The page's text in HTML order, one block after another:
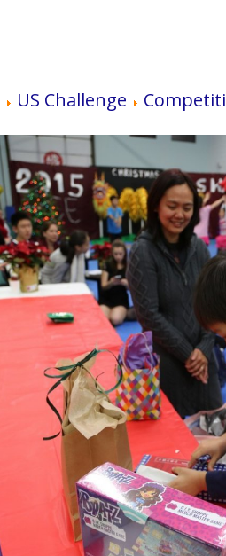
US Challenge